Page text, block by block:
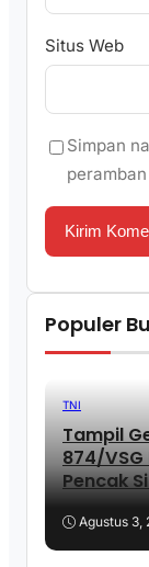
Situs Web
Simpan
Populer
TNI
Tampil
874/VSG
Pencak
Agustus 3,